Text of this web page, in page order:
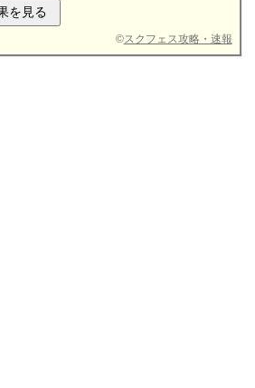
©スクフェス攻略・速報